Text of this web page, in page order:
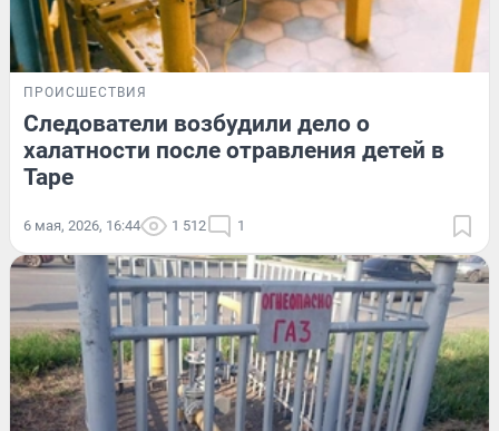
ПРОИСШЕСТВИЯ
Следователи возбудили дело о
халатности после отравления детей в
Таре
6 мая, 2026, 16:44 1 512 1